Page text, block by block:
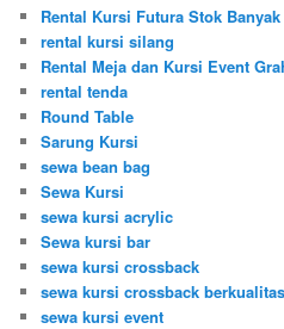
Rental Kursi Futura Stok
rental kursi silang
Rental Meja dan Kursi Event
rental tenda
Round Table
Sarung Kursi
sewa bean bag
Sewa Kursi
sewa kursi acrylic
Sewa kursi bar
sewa kursi crossback
sewa kursi crossback berkualitas
sewa kursi event